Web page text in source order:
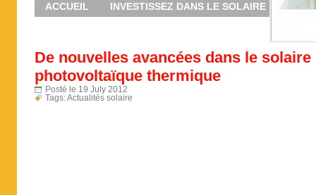
ACCUEIL INVESTISSEZ DANS LE SOLAIRE
De nouvelles avancées dans le solaire
photovoltaïque thermique
Posté le 19 July 2012
Tags:Actualités solaire